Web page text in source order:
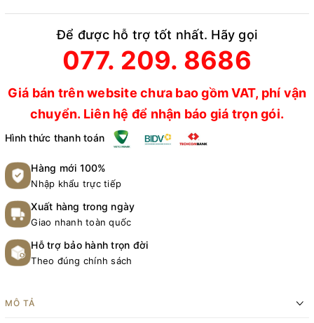
Để được hỗ trợ tốt nhất. Hãy gọi
077. 209. 8686
Giá bán trên website chưa bao gồm VAT, phí vận
chuyển. Liên hệ để nhận báo giá trọn gói.
Hình thức thanh toán
Hàng mới 100%
Nhập khẩu trực tiếp
Xuất hàng trong ngày
Giao nhanh toàn quốc
Hỗ trợ bảo hành trọn đời
Theo đúng chính sách
MÔ TẢ